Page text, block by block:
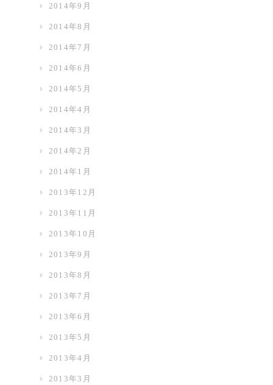
2014年9月
2014年8月
2014年7月
2014年6月
2014年5月
2014年4月
2014年3月
2014年2月
2014年1月
2013年12月
2013年11月
2013年10月
2013年9月
2013年8月
2013年7月
2013年6月
2013年5月
2013年4月
2013年3月